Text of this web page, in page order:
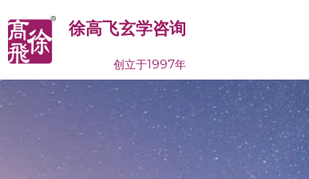
徐高飞玄学咨询
创立于1997年